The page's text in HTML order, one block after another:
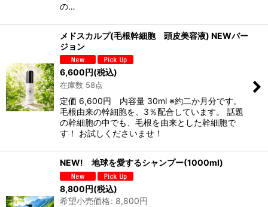
の…
メドスカルプ(毛根幹細胞 頭皮美容液) NEWバー
ジョン
6,600円(税込)
在庫数 58点
定価 6,600円 内容量 30ml ※約二か月分です。
毛根由来の幹細胞を、3％配合しています。 話題
の幹細胞の中でも、毛根を由来とした幹細胞で
す！ お試しくださいませ！
NEW! 地球を愛するシャンプー(1000ml)
8,800円(税込)
希望小売価格: 8,800円